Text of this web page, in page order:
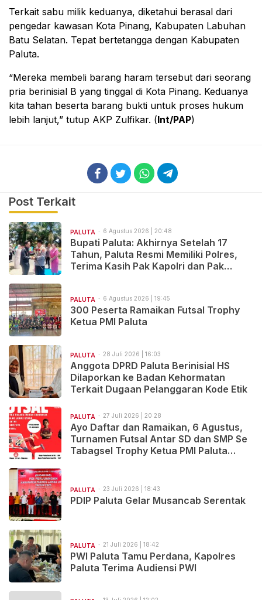
Terkait sabu milik keduanya, diketahui berasal dari
pengedar kawasan Kota Pinang, Kabupaten Labuhan
Batu Selatan. Tepat bertetangga dengan Kabupaten
Paluta.
“Mereka membeli barang haram tersebut dari seorang
pria berinisial B yang tinggal di Kota Pinang. Keduanya
kita tahan beserta barang bukti untuk proses hukum
lebih lanjut,” tutup AKP Zulfikar. (Int/PAP)
Post Terkait
PALUTA 6 Agustus 2026 | 20:48
Bupati Paluta: Akhirnya Setelah 17
Tahun, Paluta Resmi Memiliki Polres,
Terima Kasih Pak Kapolri dan Pak
PALUTA 6 Agustus 2026 | 19:45
300 Peserta Ramaikan Futsal Trophy
Ketua PMI Paluta
PALUTA 28 Juli 2026 | 16:03
Anggota DPRD Paluta Berinisial HS
Dilaporkan ke Badan Kehormatan
Terkait Dugaan Pelanggaran Kode Etik
PALUTA 27 Juli 2026 | 20:28
Ayo Daftar dan Ramaikan, 6 Agustus,
Turnamen Futsal Antar SD dan SMP Se
Tabagsel Trophy Ketua PMI Paluta
PALUTA 23 Juli 2026 | 18:43
PDIP Paluta Gelar Musancab Serentak
PALUTA 21 Juli 2026 | 18:42
PWI Paluta Tamu Perdana, Kapolres
Paluta Terima Audiensi PWI